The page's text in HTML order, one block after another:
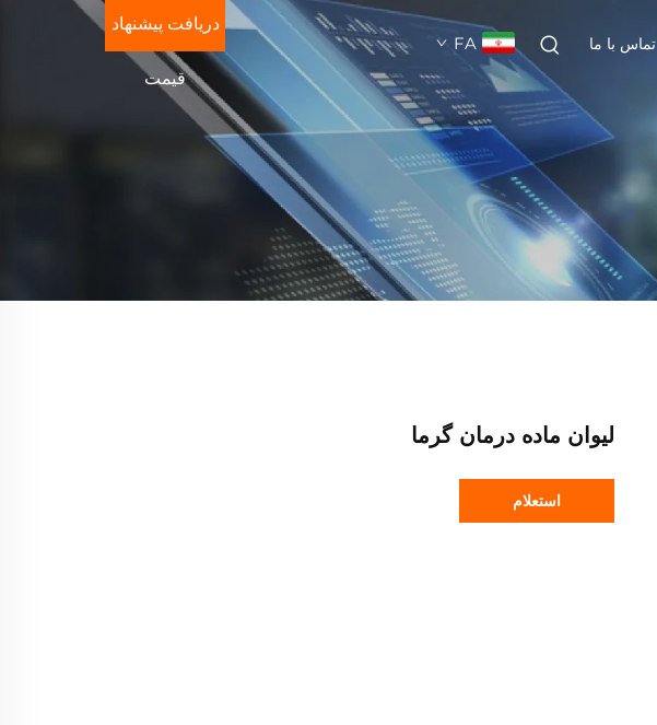
تماس با ما FA
دریافت پیشنهاد
قیمت
لیوان ماده درمان گرما
استعلام